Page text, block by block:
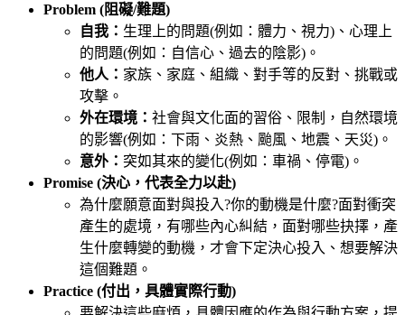
Problem (阻礙/難題)
自我： 生理上的問題(例如：體力、視力)、心理上
的問題(例如：自信心、過去的陰影)。
他人： 家族、家庭、組織、對手等的反對、挑戰或
攻擊。
外在環境： 社會與文化面的習俗、限制，自然環境
的影響(例如：下雨、炎熱、颱風、地震、天災)。
意外： 突如其來的變化(例如：車禍、停電)。
Promise (決心，代表全力以赴)
為什麼願意面對與投入?你的動機是什麼?面對衝突
產生的處境，有哪些內心糾結，面對哪些抉擇，產
生什麼轉變的動機，才會下定決心投入、想要解決
這個難題。
Practice (付出，具體實際行動)